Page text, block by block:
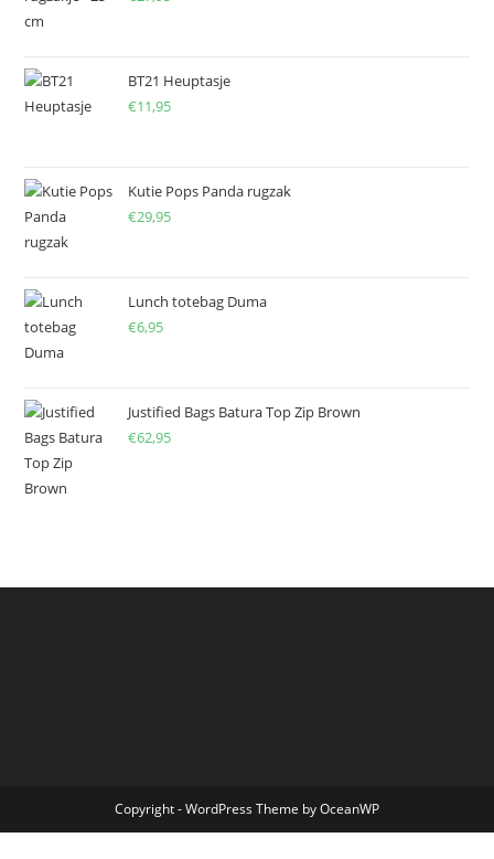
BT21 Heuptasje
€11,95
Kutie Pops Panda rugzak
€29,95
Lunch totebag Duma
€6,95
Justified Bags Batura Top Zip Brown
€62,95
Copyright - WordPress Theme by OceanWP